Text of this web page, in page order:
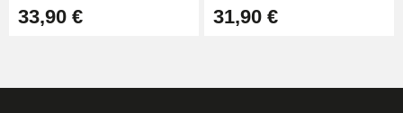
33,90 € 31,90 €